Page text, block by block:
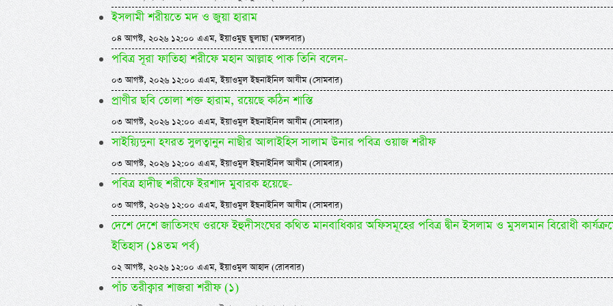
ইসলামী শরীয়তে মদ ও জুয়া হারাম
০৪ আগস্ট, ২০২৬ ১২:০০ এএম, ইয়াওমুছ ছুলাছা (মঙ্গলবার)
পবিত্র সূরা ফাতিহা শরীফে মহান আল্লাহ পাক তিনি বলেন-
০৩ আগস্ট, ২০২৬ ১২:০০ এএম, ইয়াওমুল ইছনাইনিল আযীম (সোমবার)
প্রাণীর ছবি তোলা শক্ত হারাম, রয়েছে কঠিন শাস্তি
০৩ আগস্ট, ২০২৬ ১২:০০ এএম, ইয়াওমুল ইছনাইনিল আযীম (সোমবার)
সাইয়্যিদুনা হযরত সুলত্বানুন নাছীর আলাইহিস সালাম উনার পবিত্র ওয়াজ শরীফ
০৩ আগস্ট, ২০২৬ ১২:০০ এএম, ইয়াওমুল ইছনাইনিল আযীম (সোমবার)
পবিত্র হাদীছ শরীফে ইরশাদ মুবারক হয়েছে-
০৩ আগস্ট, ২০২৬ ১২:০০ এএম, ইয়াওমুল ইছনাইনিল আযীম (সোমবার)
দেশে দেশে জাতিসংঘ ওরফে ইহুদীসংঘের কথিত মানবাধিকার অফিসমূহের পবিত্র দ্বীন ইসলাম ও মুসলমান বিরোধী
ইতিহাস (১৪তম পর্ব)
০২ আগস্ট, ২০২৬ ১২:০০ এএম, ইয়াওমুল আহাদ (রোববার)
পাঁচ তরীক্বার শাজরা শরীফ (১)